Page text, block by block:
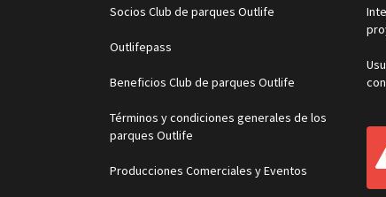
Socios Club de parques Outlife
Outlifepass
Beneficios Club de parques Outlife
Términos y condiciones generales de los
parques Outlife
Producciones Comerciales y Eventos